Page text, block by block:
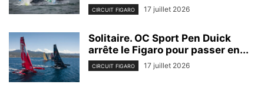
CIRCUIT FIGARO 17 juillet 2026
Solitaire. OC Sport Pen Duick
arrête le Figaro pour passer en...
CIRCUIT FIGARO 17 juillet 2026